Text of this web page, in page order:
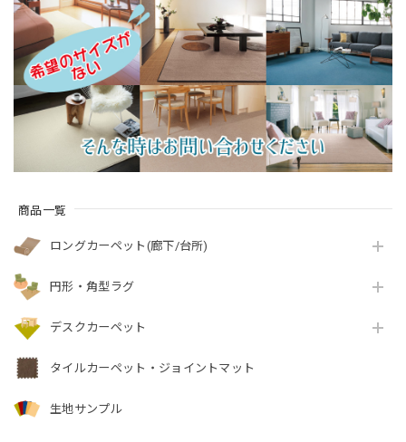
商品一覧
ロングカーペット(廊下/台所)
円形・角型ラグ
デスクカーペット
タイルカーペット・ジョイントマット
生地サンプル
い♪ 波紋のような上
質感のあるテクスチ
ャー 無地 ループ カー
ペット全3色 防炎ラベ
ル付『アスボニ
ー/BNI』
効果でイヤな臭いの
元を90％以上カッ
ト！優しい色合いの
天然素材ウール100％
無地 ループ カーペッ
ト全4色 防炎ラベル付
『アスデイジ
ー/DSY』
耐久性に優れたウィ
ルトン織カーペット
全4色 防炎ラベル付
『アスレヴー
ル/REV』